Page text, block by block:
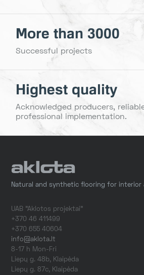
More than 3000
Successful projects
Highest quality
Acknowledged producers,
professional implementation.
Natural and synthetic flooring for interior
UAB "Aklotos projektai"
+370 46 411499
+370 655 40604
info@aklota.lt
8-17 h Mon-Fri
Liepų g. 48b, Klaipėda
Liepų g. 87c, Klaipėda